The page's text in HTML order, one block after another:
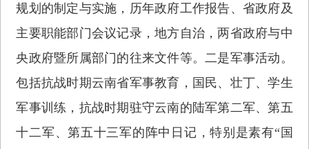
规划的制定与实施，历年政府工作报告、省政府及
主要职能部门会议记录，地方自治，两省政府与中
央政府暨所属部门的往来文件等。二是军事活动。
包括抗战时期云南省军事教育，国民、壮丁、学生
军事训练，抗战时期驻守云南的陆军第二军、第五
十二军、第五十三军的阵中日记，特别是素有“国